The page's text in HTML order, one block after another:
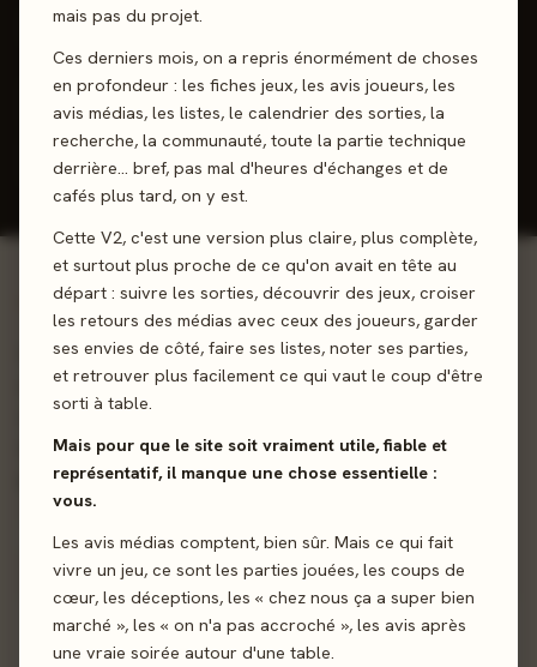
mais pas du projet.
Ces derniers mois, on a repris énormément de choses
en profondeur : les fiches jeux, les avis joueurs, les
avis médias, les listes, le calendrier des sorties, la
recherche, la communauté, toute la partie technique
derrière… bref, pas mal d'heures d'échanges et de
cafés plus tard, on y est.
Cette V2, c'est une version plus claire, plus complète,
et surtout plus proche de ce qu'on avait en tête au
départ : suivre les sorties, découvrir des jeux, croiser
les retours des médias avec ceux des joueurs, garder
ses envies de côté, faire ses listes, noter ses parties,
et retrouver plus facilement ce qui vaut le coup d'être
sorti à table.
Mais pour que le site soit vraiment utile, fiable et
représentatif, il manque une chose essentielle :
vous.
Les avis médias comptent, bien sûr. Mais ce qui fait
vivre un jeu, ce sont les parties jouées, les coups de
cœur, les déceptions, les « chez nous ça a super bien
marché », les « on n'a pas accroché », les avis après
une vraie soirée autour d'une table.
2 joueurs 10 ans+
J'ai joué Envie de jouer Wishlist
Donner mon avis
01 - LE JEU
Devenez l'Alpha ! Vous êtes à la tête d'une meute de loups
et cherchez à devenir l'Alpha en asseyant votre domination
sur plusieurs territoires. Jeu de plis avec contrôle de
territoire qui se joue en treize manches. L'atout change
pendant la partie.
Majorité Jeu de pli
Sortie 25 juillet 2025